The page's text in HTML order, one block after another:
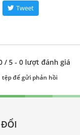
Tweet
/ 5 - 0 lượt đánh giá
tệp để gửi phản hồi